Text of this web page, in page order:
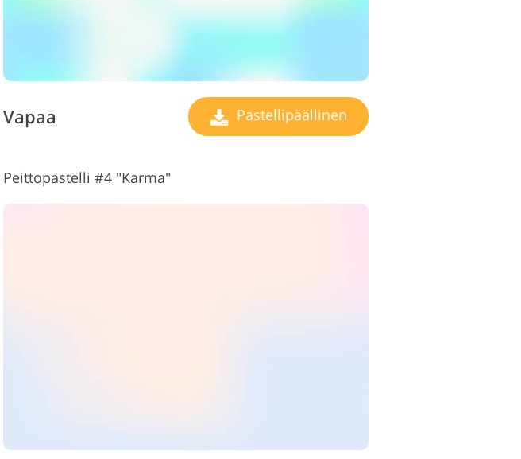
Vapaa Pastellipäällinen
Peittopastelli #4 "Karma"